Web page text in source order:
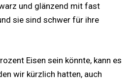
und glänzend mit fast
sie sind schwer für ihre
Eisen sein könnte, kann es
wir kürzlich hatten, auch